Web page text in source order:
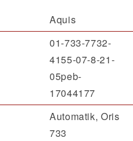
Aquis
01-733-7732-
4155-07-8-21-
05peb-
17044177
Automatik, Oris
733